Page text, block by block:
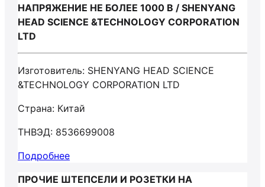
НАПРЯЖЕНИЕ НЕ БОЛЕЕ 1000 В / SHENYANG
HEAD SCIENCE &TECHNOLOGY CORPORATION
LTD
Изготовитель: SHENYANG HEAD SCIENCE
&TECHNOLOGY CORPORATION LTD
Страна: Китай
ТНВЭД: 8536699008
Подробнее
ПРОЧИЕ ШТЕПСЕЛИ И РОЗЕТКИ НА